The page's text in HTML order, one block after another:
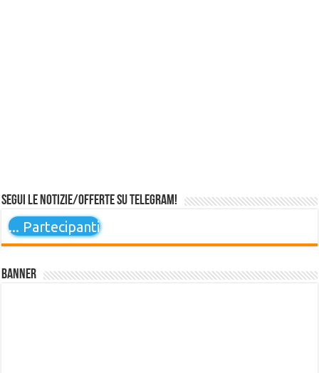
Segui le notizie/offerte su Telegram!
... Partecipanti
Banner